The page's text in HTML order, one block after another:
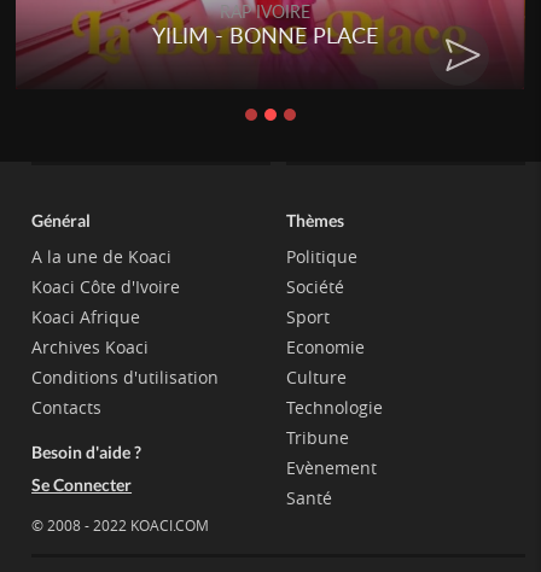
RAP IVOIRE
YILIM - BONNE PLACE
Général
A la une de Koaci
Koaci Côte d'Ivoire
Koaci Afrique
Archives Koaci
Conditions d'utilisation
Contacts
Besoin d'aide ?
Se Connecter
© 2008 - 2022 KOACI.COM
Thèmes
Politique
Société
Sport
Economie
Culture
Technologie
Tribune
Evènement
Santé